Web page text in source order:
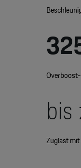
bis
Zuglast